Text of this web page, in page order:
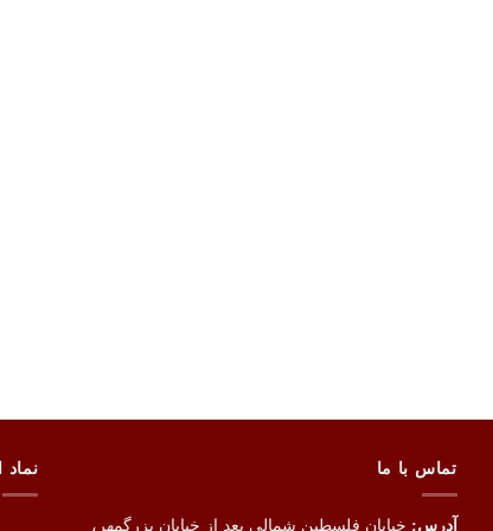
تماس با ما
آدرس: خیابان فلسطین شمالی بعد از خیابان بزرگمهر،
نماد